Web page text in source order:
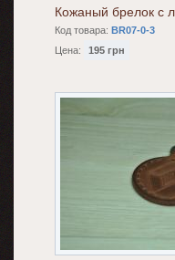
Кожаный брелок с
Код товара: BR07-0-3
Цена:
195 грн